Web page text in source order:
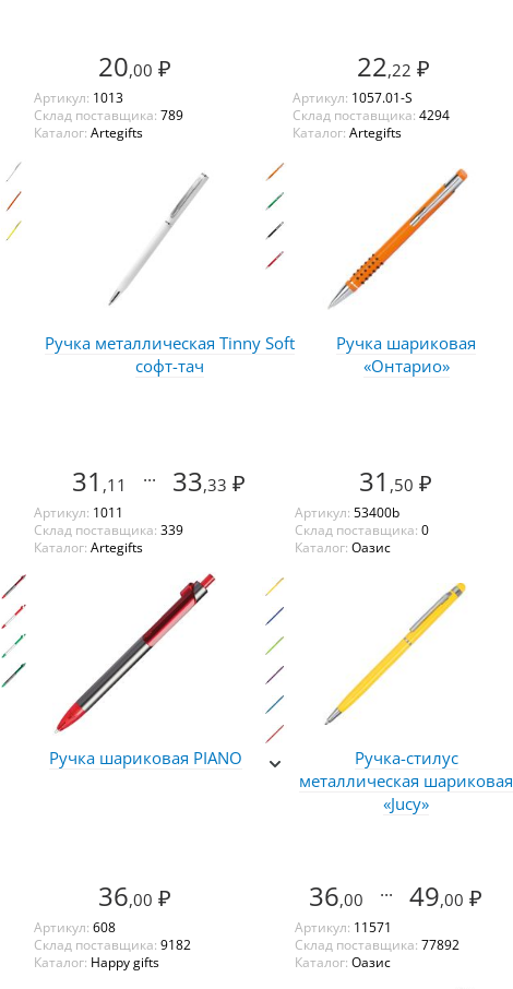
20,00 ₽
Артикул: 1013
Склад поставщика: 789
Каталог: Artegifts
22,22 ₽
Артикул: 1057.01-S
Склад поставщика: 4294
Каталог: Artegifts
Ручка металлическая Tinny Soft
софт-тач
31 ,11 ... 33,33 ₽
Артикул: 1011
Склад поставщика: 339
Каталог: Artegifts
Ручка шариковая
«Онтарио»
31 ,50 ₽
Артикул: 53400b
Склад поставщика: 0
Каталог: Оазис
Ручка шариковая PIANO
36,00 ₽
Артикул: 608
Склад поставщика: 9182
Каталог: Happy gifts
Ручка-стилус
металлическая шариковая
«Jucy»
36,00 ... 49,00 ₽
Артикул: 11571
Склад поставщика: 77892
Каталог: Оазис